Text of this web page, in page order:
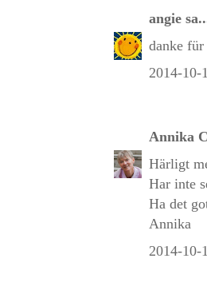
angie
danke für
2014-10-
Annika
Härligt
Har inte
Ha det
Annika
2014-10-